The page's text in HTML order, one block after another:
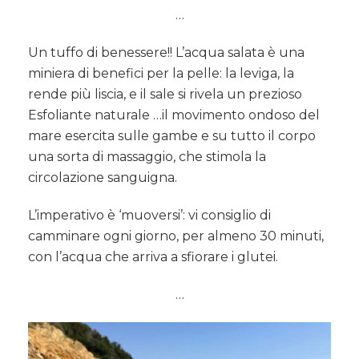
…
Un tuffo di benessere!! L’acqua salata è una
miniera di benefici per la pelle: la leviga, la
rende più liscia, e il sale si rivela un prezioso
Esfoliante naturale …il movimento ondoso del
mare esercita sulle gambe e su tutto il corpo
una sorta di massaggio, che stimola la
circolazione sanguigna.
L’imperativo è ‘muoversi’: vi consiglio di
camminare ogni giorno, per almeno 30 minuti,
con l’acqua che arriva a sfiorare i glutei.
…